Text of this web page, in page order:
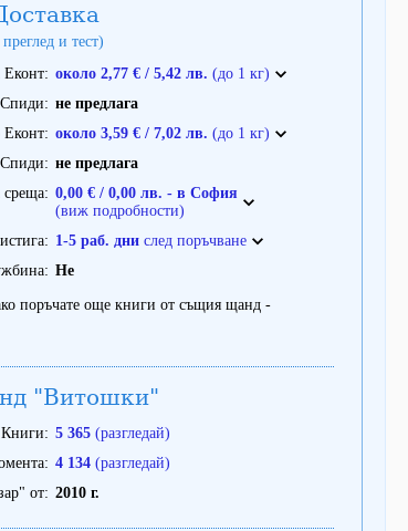
и тест)
около 2,77 € / 5,42 лв. (до 1 кг)
не предлага
Еконт
около 3,59 € / 7,02 лв. (до 1 кг)
не предлага
0,00 € / 0,00 лв. - в София
(виж подробности)
1-5 раб. дни след поръчване
Не
поръчате още книги от същия щанд -
"Витошки"
Книги 5 365(разгледай)
4 134(разгледай)
от
2010 г.